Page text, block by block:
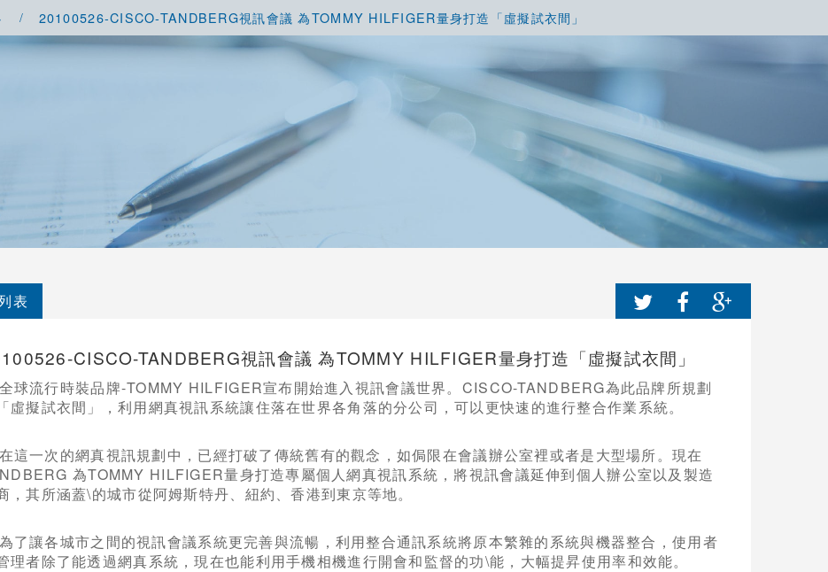
20100526-CISCO-TANDBERG視訊會議 為TOMMY HILFIGER量身打造「虛擬試衣間」
表
CISCO-TANDBERG視訊會議 為TOMMY HILFIGER量身打造「虛擬試衣間」
球流行時裝品牌-TOMMY HILFIGER宣布開始進入視訊會議世界。CISCO-TANDBERG為此品牌所規劃
虛擬試衣間」，利用網真視訊系統讓住落在世界各角落的分公司，可以更快速的進行整合作業系統。
這一次的網真視訊規劃中，已經打破了傳統舊有的觀念，如侷限在會議辦公室裡或者是大型場所。現在
為TOMMY HILFIGER量身打造專屬個人網真視訊系統，將視訊會議延伸到個人辦公室以及製造
，其所涵蓋\的城市從阿姆斯特丹、紐約、香港到東京等地。
了讓各城市之間的視訊會議系統更完善與流暢，利用整合通訊系統將原本繁雜的系統與機器整合，使用者
理者除了能透過網真系統，現在也能利用手機相機進行開會和監督的功\能，大幅提昇使用率和效能。